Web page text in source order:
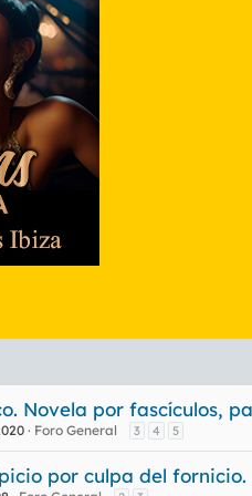
Novela por fascículos,
Foro General 3 4 5
por culpa del fornicio.